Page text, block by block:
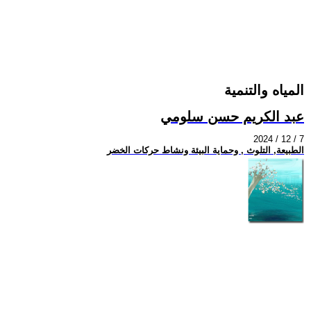
المياه والتنمية
عبد الكريم حسن سلومي
2024 / 12 / 7
الطبيعة, التلوث , وحماية البيئة ونشاط حركات الخضر